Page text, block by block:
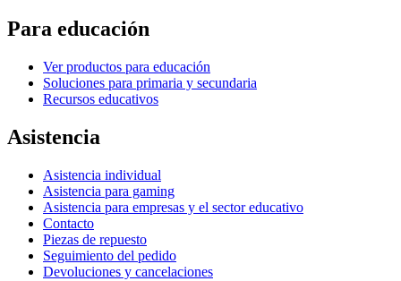
Para educación
Ver productos para educación
Soluciones para primaria y secundaria
Recursos educativos
Asistencia
Asistencia individual
Asistencia para gaming
Asistencia para empresas y el sector educativo
Contacto
Piezas de repuesto
Seguimiento del pedido
Devoluciones y cancelaciones